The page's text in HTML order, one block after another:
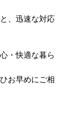
、迅速な対応
・快適な暮ら
お早めにご相